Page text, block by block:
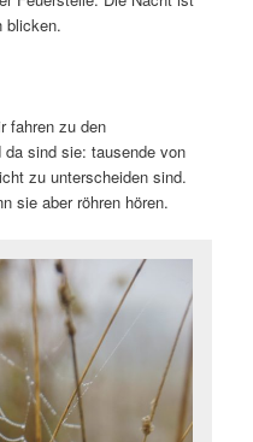
blicken.
fahren zu den
sind sie: tausende von
zu unterscheiden sind.
sie aber röhren hören.